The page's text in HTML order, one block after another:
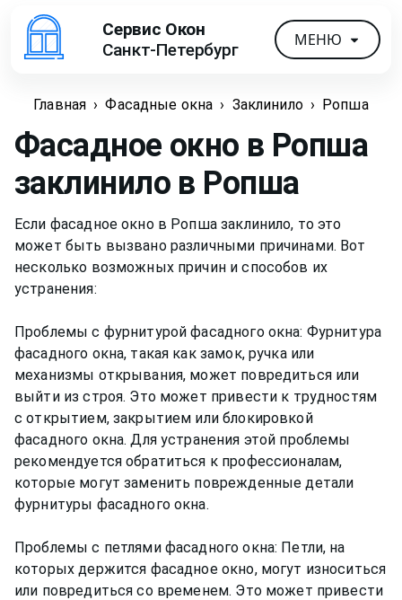
Сервис Окон
Санкт-Петербург
МЕНЮ
Главная › Фасадные окна › Заклинило › Ропша
Фасадное окно в Ропша
заклинило в Ропша
Если фасадное окно в Ропша заклинило, то это
может быть вызвано различными причинами. Вот
несколько возможных причин и способов их
устранения:
Проблемы с фурнитурой фасадного окна: Фурнитура
фасадного окна, такая как замок, ручка или
механизмы открывания, может повредиться или
выйти из строя. Это может привести к трудностям
с открытием, закрытием или блокировкой
фасадного окна. Для устранения этой проблемы
рекомендуется обратиться к профессионалам,
которые могут заменить поврежденные детали
фурнитуры фасадного окна.
Проблемы с петлями фасадного окна: Петли, на
которых держится фасадное окно, могут износиться
или повредиться со временем. Это может привести